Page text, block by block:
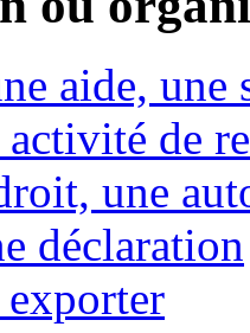
aide, une
activité de
une
déclaration